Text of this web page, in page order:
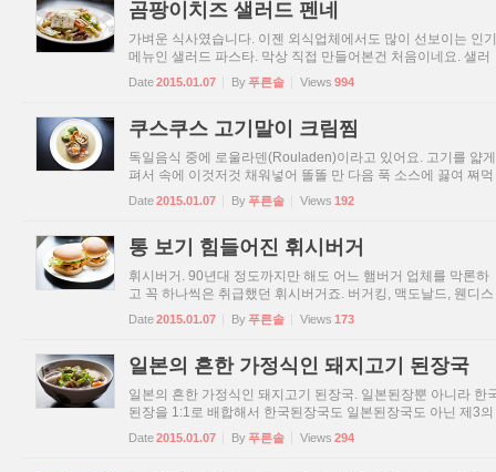
곰팡이치즈 샐러드 펜네
가벼운 식사였습니다. 이젠 외식업체에서도 많이 선보이는 인기
메뉴인 샐러드 파스타. 막상 직접 만들어본건 처음이네요. 샐러
드 피자는 해먹었었는데. 이태리 본토에서는 파스타를 차게 먹
경우가 없다고 들은것 같은데 샐러드화한 파스타는 웰빙열풍이
Date2015.01.07 By 푸른솔 Views 994
쿠스쿠스 고기말이 크림찜
독일음식 중에 로울라덴(Rouladen)이라고 있어요. 고기를 얇게
펴서 속에 이것저것 채워넣어 똘똘 만 다음 푹 소스에 끓여 쪄먹
는 음식이죠. 물론 이런 요리법이 독일만의 음식이라고 할 순 없
지만 엄연히 독일에서 하나의 음식 형태로 이름까지 존재하고
Date2015.01.07 By 푸른솔 Views 192
통 보기 힘들어진 휘시버거
휘시버거. 90년대 정도까지만 해도 어느 햄버거 업체를 막론하
고 꼭 하나씩은 취급했던 휘시버거죠. 버거킹, 맥도날드, 웬디스
등 당시 국내 빅3 햄버거 전문체인 외에 롯데리아에도(요건 살
가물가물? 새우버거를 헷갈리고 있나?), 국내 작은 규모 햄버
Date2015.01.07 By 푸른솔 Views 173
일본의 흔한 가정식인 돼지고기 된장국
일본의 흔한 가정식인 돼지고기 된장국. 일본된장뿐 아니라 한
된장을 1:1로 배합해서 한국된장국도 일본된장국도 아닌 제3의
맛을 만들었는데 한쪽으로 치우치지 않은 그 무게감과 개운함이
조합된 맛이 좋아요. 출처:2012년 고선생의 놀이방 상반기 음식
Date2015.01.07 By 푸른솔 Views 294